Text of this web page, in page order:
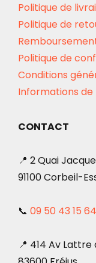
Politique de
Politique de
Politique de
Conditions
Informations de
CONTACT
📍 2 Quai
91100 Corbeil-
📞 09 50 43 15 64
📍 414 Av